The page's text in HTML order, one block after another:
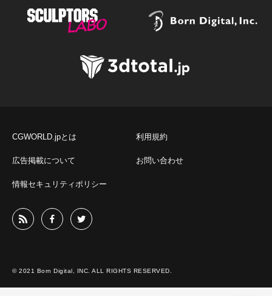
CGWORLD.jpとは 利用規約
広告掲載について お問い合わせ
情報セキュリティポリシー
© 2021 Born Digital, INC. ALL RIGHTS RESERVED.